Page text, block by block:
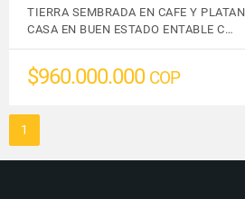
TIERRA SEMBRADA EN CAFE Y
CASA EN BUEN ESTADO ENTABLE C…
$960.000.000 COP
1